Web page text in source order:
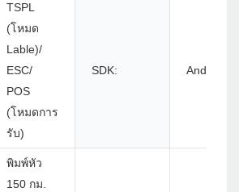
TSPL
(โหมด
Lable)/
ESC/
POS
(โหมดการ
รับ)
SDK: Android/
พิมพ์หัว
150 กม.